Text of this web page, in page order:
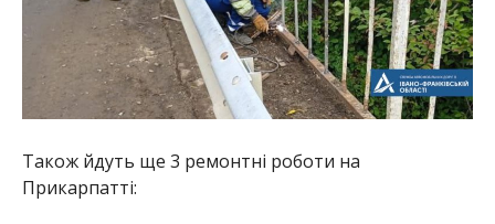
Також йдуть ще 3 ремонтні роботи на
Прикарпатті: